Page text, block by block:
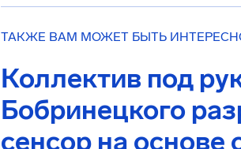
ТАКЖЕ ВАМ МОЖЕТ БЫТЬ
Коллектив под
Бобринецкого
сенсор на основе